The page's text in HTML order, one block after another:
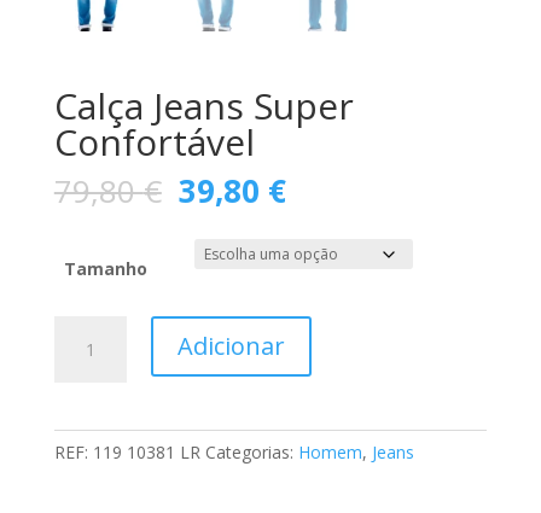
Calça Jeans Super
Confortável
79,80€ O
preço
original
era:
39,80 €O
preço
atual
é:
Tamanho
Adicionar
REF: 119 10381 LR Categorias: Homem, Jeans